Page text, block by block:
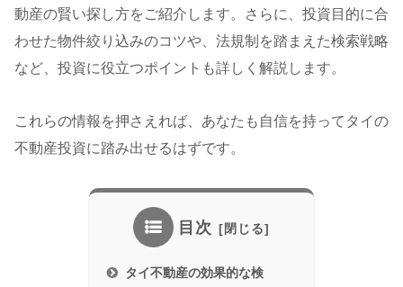
動産の賢い探し方をご紹介します。さらに、投資目的に合
わせた物件絞り込みのコツや、法規制を踏まえた検索戦略
など、投資に役立つポイントも詳しく解説します。
これらの情報を押さえれば、あなたも自信を持ってタイの
不動産投資に踏み出せるはずです。
目次
タイ不動産の効果的な検